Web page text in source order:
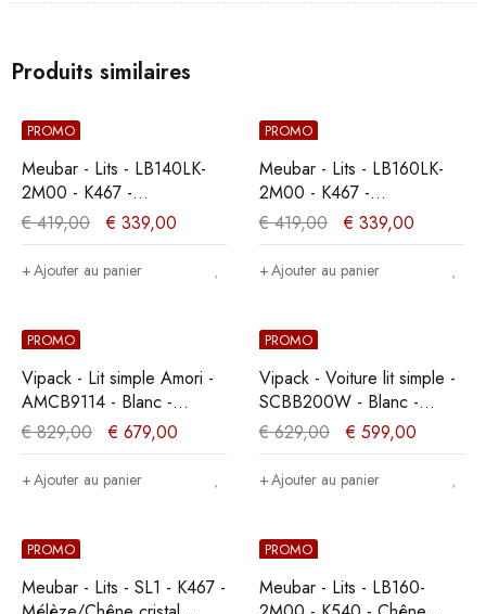
Produits similaires
PROMO
Meubar - Lits - LB140LK-
2M00 - K467 -
Mélèze/Chêne cristal
marron clair -
140x89x200cm
€419,00 € 339,00
Ajouter au panier
PROMO
Meubar - Lits - LB160LK-
2M00 - K467 -
Mélèze/Chêne cristal
marron clair -
160x89x200cm
€419,00 € 339,00
Ajouter au panier
PROMO
Vipack - Lit simple Amori -
AMCB9114 - Blanc -
98,7x171,7x213cm
€829,00 € 679,00
Ajouter au panier
PROMO
Vipack - Voiture lit simple -
SCBB200W - Blanc -
111x65,2x200cm
€629,00 € 599,00
Ajouter au panier
PROMO
Meubar - Lits - SL1 - K467 -
PROMO
Meubar - Lits - LB160-